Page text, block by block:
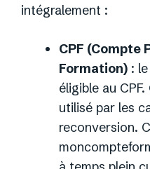
intégralement :
CPF (Compte
Formation) :
éligible au
utilisé par les
reconversion.